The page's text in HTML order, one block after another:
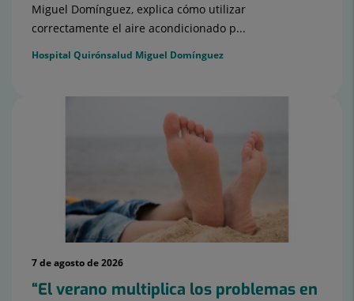
Miguel Domínguez, explica cómo utilizar
correctamente el aire acondicionado p...
Hospital Quirónsalud Miguel Domínguez
7 de agosto de 2026
“El verano multiplica los problemas en